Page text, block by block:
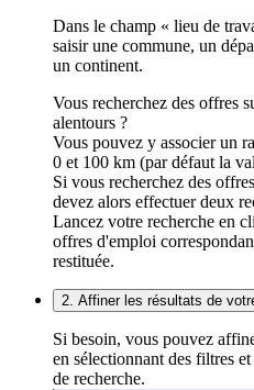
Dans le champ « lieu de
saisir une commune, un
un continent.
Vous recherchez des offres
alentours ?
Vous pouvez y associer un
0 et 100 km (par défaut la
Si vous recherchez des
devez alors effectuer deux
Lancez votre recherche en
offres d'emploi
restituée.
2. Affiner les résultats de
Si besoin, vous pouvez
en sélectionnant des filtres
de recherche.